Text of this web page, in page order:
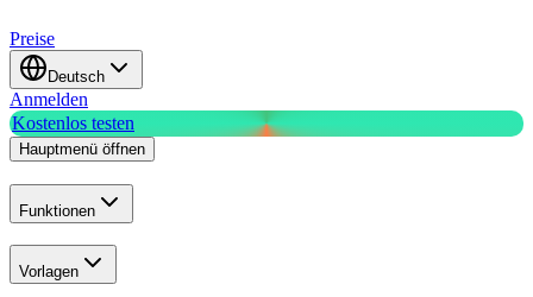
Preise
Deutsch
Anmelden
Kostenlos testen
Hauptmenü öffnen
Funktionen
Vorlagen